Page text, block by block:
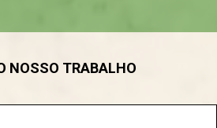
NOSSO TRABALHO